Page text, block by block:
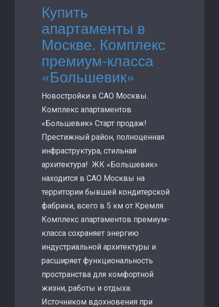
Купить
апартаменты в
Москве. Комплекс
премиум-класса
«Большевик»
Новостройки в САО Москвы.
Комплекс апартаментов
«Большевик» Старт продаж!
Престижный район, полноценная
инфраструктура, стильная
архитектура! ЖК «Большевик»
находится в САО Москвы на
территории бывшей кондитерской
фабрики, всего в 5 км от Кремля.
Комплекс апартаментов премиум-
класса сохраняет энергию
индустриальной архитектуры и
расширяет функциональность
пространства для комфортной
жизни, работы и отдыха.
Источником вдохновения при